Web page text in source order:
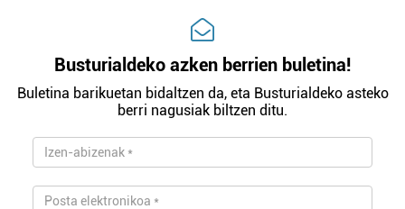
Busturialdeko azken berrien buletina!
Buletina barikuetan bidaltzen da, eta Busturialdeko asteko
berri nagusiak biltzen ditu.